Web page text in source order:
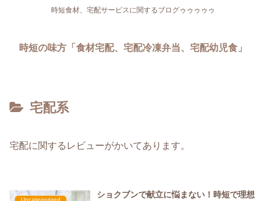
時短食材、宅配サービスに関するブログゥゥゥゥゥ
時短の味方「食材宅配、宅配冷凍弁当、宅配幼児食」
宅配系
宅配に関するレビューがかいてあります。
Uncategorized
ショクブンで献立に悩まない！時短で理想